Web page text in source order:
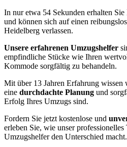
In nur etwa 54 Sekunden erhalten Sie
und können sich auf einen
Heidelberg verlassen.
Unsere erfahrenen Umzugshelfer
empfindliche Stücke wie Ihren
Kommode sorgfältig zu behandeln.
Mit über 13 Jahren Erfahrung wissen
eine durchdachte Planung und
Erfolg Ihres Umzugs sind.
Fordern Sie jetzt kostenlose und
erleben Sie, wie unser professionelles
Umzugshelfer den Unterschied macht.